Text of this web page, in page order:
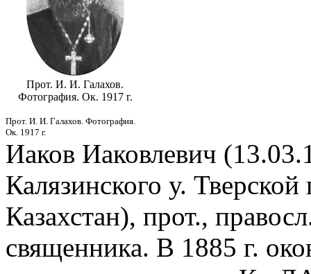
Прот. И. И. Галахов.
Фотография. Ок. 1917 г.
Прот. И. И. Галахов. Фотография.
Ок. 1917 г.
Иаков Иаковлевич
Калязинского у.
Казахстан), прот.,
священника. В 1885 г.